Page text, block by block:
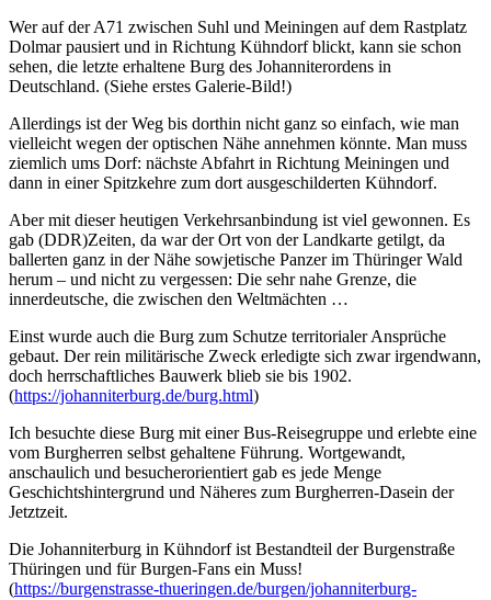
Wer auf der A71 zwischen Suhl und Meiningen auf dem Rastplatz
Dolmar pausiert und in Richtung Kühndorf blickt, kann sie schon
sehen, die letzte erhaltene Burg des Johanniterordens in
Deutschland. (Siehe erstes Galerie-Bild!)
Allerdings ist der Weg bis dorthin nicht ganz so einfach, wie man
vielleicht wegen der optischen Nähe annehmen könnte. Man muss
ziemlich ums Dorf: nächste Abfahrt in Richtung Meiningen und
dann in einer Spitzkehre zum dort ausgeschilderten Kühndorf.
Aber mit dieser heutigen Verkehrsanbindung ist viel gewonnen. Es
gab (DDR)Zeiten, da war der Ort von der Landkarte getilgt, da
ballerten ganz in der Nähe sowjetische Panzer im Thüringer Wald
herum – und nicht zu vergessen: Die sehr nahe Grenze, die
innerdeutsche, die zwischen den Weltmächten …
Einst wurde auch die Burg zum Schutze territorialer Ansprüche
gebaut. Der rein militärische Zweck erledigte sich zwar irgendwann,
doch herrschaftliches Bauwerk blieb sie bis 1902.
(https://johanniterburg.de/burg.html)
Ich besuchte diese Burg mit einer Bus-Reisegruppe und erlebte eine
vom Burgherren selbst gehaltene Führung. Wortgewandt,
anschaulich und besucherorientiert gab es jede Menge
Geschichtshintergrund und Näheres zum Burgherren-Dasein der
Jetztzeit.
Die Johanniterburg in Kühndorf ist Bestandteil der Burgenstraße
Thüringen und für Burgen-Fans ein Muss!
(https://burgenstrasse-thueringen.de/burgen/johanniterburg-